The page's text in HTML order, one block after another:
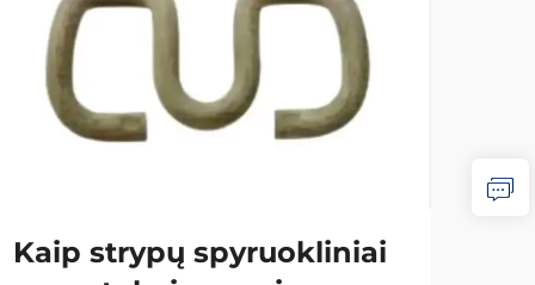
Kaip strypų spyruokliniai